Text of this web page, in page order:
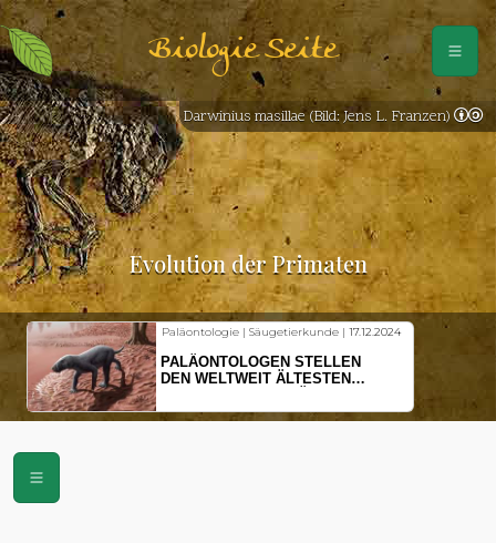
Biologie Seite
Evolution der Primaten
Paläontologie | Säugetierkunde | 17.12.2024
PALÄONTOLOGEN STELLEN
DEN WELTWEIT ÄLTESTEN
VOR
Darwinius masillae (Bild: Jens L. Franzen)